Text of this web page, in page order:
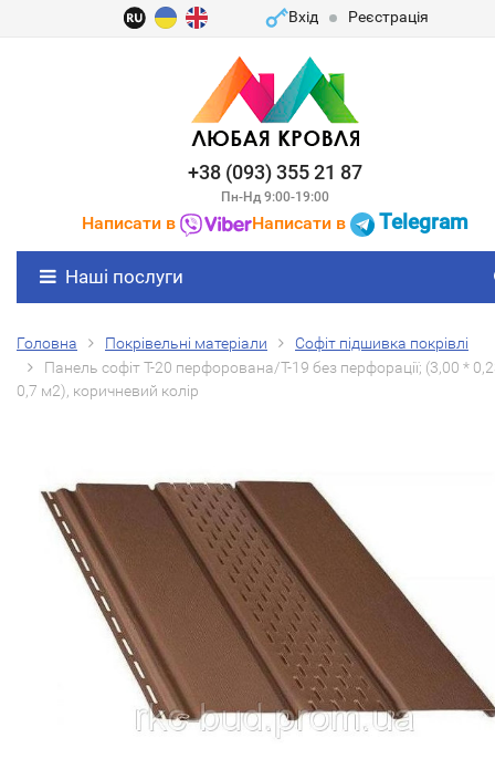
Вхід Реєстрація
+38 (093) 355 21 87
Пн-Нд 9:00-19:00
Написати в Написати в Telegram
Наші послуги
Головна Покрівельні матеріали
Софіт підшивка покрівлі
Панель софіт Т-20 перфорована/Т-19 без перфорації; (3,00 *
0,7 м2), коричневий колір